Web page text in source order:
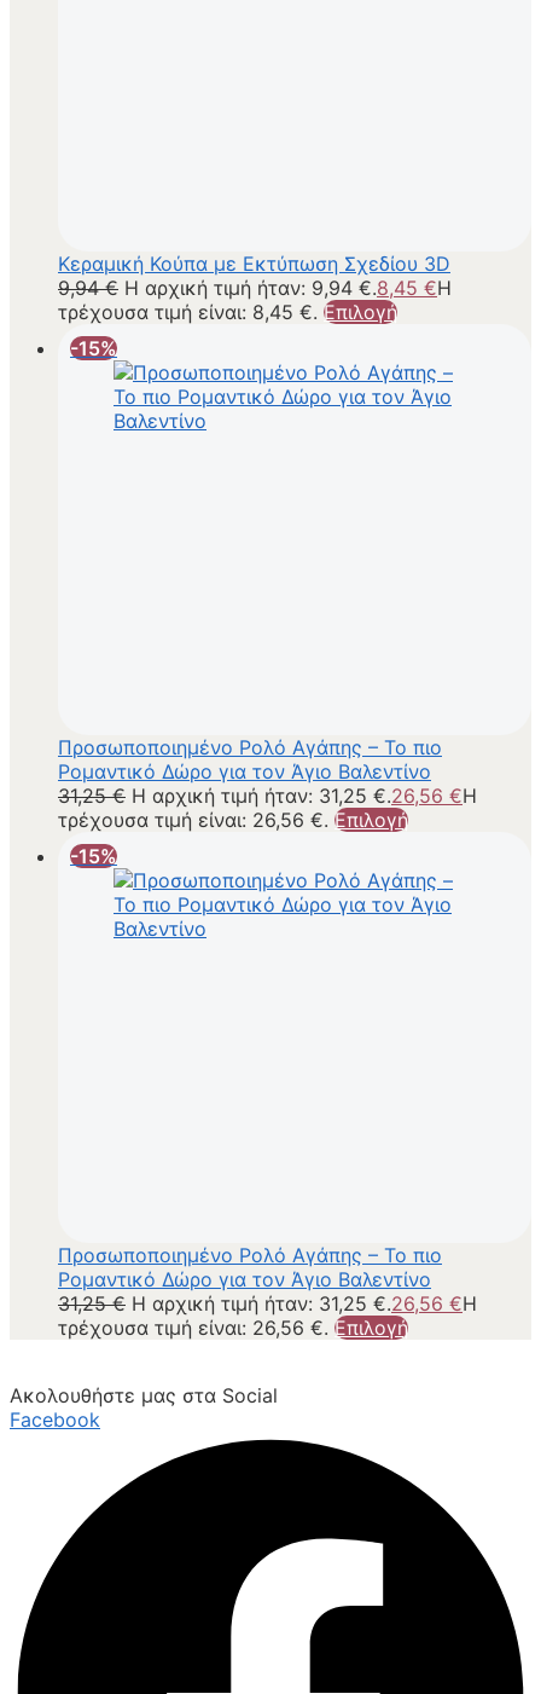
Κεραμική Κούπα με Εκτύπωση Σχεδίου 3D
9,94€ Η αρχική τιμή ήταν: 9,94 €.8,45 €Η
τρέχουσα τιμή είναι: 8,45 €. Επιλογή
-15%
Προσωποποιημένο Ρολό Αγάπης – Το πιο
Ρομαντικό Δώρο για τον Άγιο Βαλεντίνο
31,25€ Η αρχική τιμή ήταν: 31,25 €.26,56 €Η
τρέχουσα τιμή είναι: 26,56 €. Επιλογή
-15%
Προσωποποιημένο Ρολό Αγάπης – Το πιο
Ρομαντικό Δώρο για τον Άγιο Βαλεντίνο
31,25€ Η αρχική τιμή ήταν: 31,25 €.26,56 €Η
τρέχουσα τιμή είναι: 26,56 €. Επιλογή
Ακολουθήστε μας στα Social
Facebook